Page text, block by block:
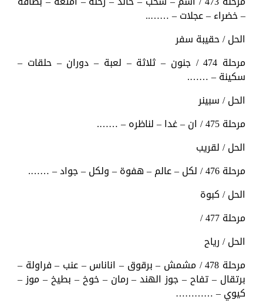
– خضراء – عجلات – ……..
الحل / حقيبة سفر
مرحلة 474 / جنون – ثلاثة – لعبة – دوران – حلقات –
سكينة – …….
الحل / سبينر
مرحلة 475 / ان – غدا – لناظره – …….
الحل / لقريب
مرحلة 476 / لكل – عالم – هفوة – ولكل – جواد – …….
الحل / كبوة
مرحلة 477 /
الحل / رياح
مرحلة 478 / مشمش – برقوق – اناناس – عنب – فراولة –
برتقال – تفاح – جوز الهند – رمان – خوخ – بطيخ – موز –
كيوي – …………